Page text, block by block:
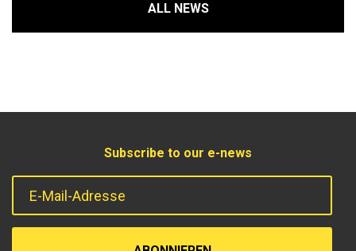
ALL NEWS
Subscribe to our e-news